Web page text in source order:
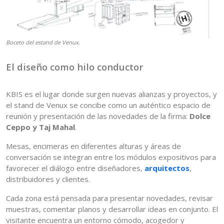
Boceto del estand de Venux.
El diseño como hilo conductor
KBIS es el lugar donde surgen nuevas alianzas y proyectos, y
el stand de Venux se concibe como un auténtico espacio de
reunión y presentación de las novedades de la firma: Dolce
Ceppo y Taj Mahal.
Mesas, encimeras en diferentes alturas y áreas de
conversación se integran entre los módulos expositivos para
favorecer el diálogo entre diseñadores, arquitectos,
distribuidores y clientes.
Cada zona está pensada para presentar novedades, revisar
muestras, comentar planos y desarrollar ideas en conjunto. El
visitante encuentra un entorno cómodo, acogedor y